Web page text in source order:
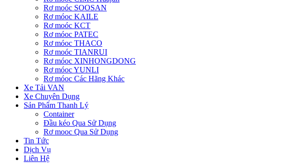
Rơ moóc SOOSAN
Rơ móoc KAILE
Rơ moóc KCT
Rơ móoc PATEC
Rơ móoc THACO
Rơ moóc TIANRUI
Rơ móoc XINHONGDONG
Rơ móoc YUNLI
Rơ móoc Các Hãng Khác
Xe Tải VAN
Xe Chuyên Dụng
Sản Phẩm Thanh Lý
Container
Đầu kéo Qua Sử Dụng
Rơ mooc Qua Sử Dụng
Tin Tức
Dịch Vụ
Liên Hệ